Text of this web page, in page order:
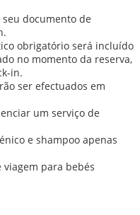
documento de
obrigatório será incluído
no momento da reserva,
in.
ser efectuados em
um serviço de
e shampoo apenas
viagem para bebés